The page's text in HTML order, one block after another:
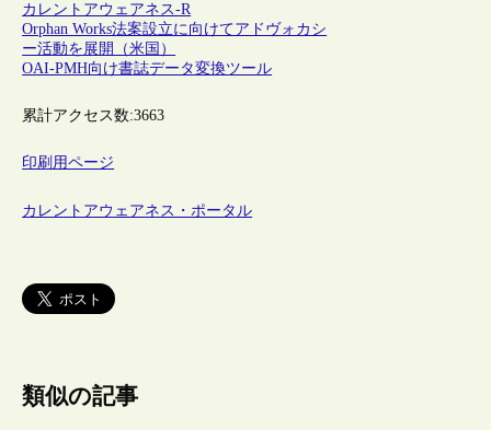
カレントアウェアネス-R
Orphan Works法案設立に向けてアドヴォカシ
ー活動を展開（米国）
OAI-PMH向け書誌データ変換ツール
累計アクセス数:3663
印刷用ページ
カレントアウェアネス・ポータル
類似の記事